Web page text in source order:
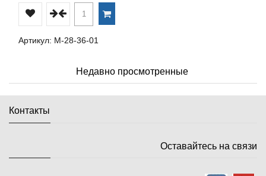
Артикул: М-28-36-01
Недавно просмотренные
Контакты
Оставайтесь на связи